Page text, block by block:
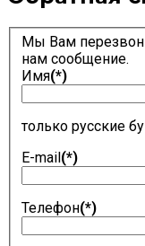
Мы Вам
нам сообщение.
Имя(*)
только русские
E-mail (*)
Телефон(*)